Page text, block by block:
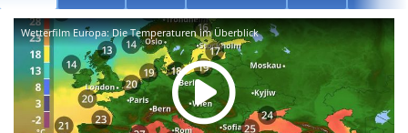
Wetterfilm Europa: Die Temperaturen im Überblick